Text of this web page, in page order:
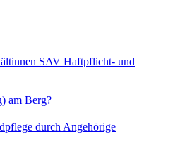
SAV Haftpflicht- und
am Berg?
durch Angehörige